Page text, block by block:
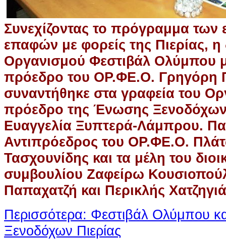
Συνεχίζοντας το πρόγραμμα των
επαφών με φορείς της Πιερίας, η
Οργανισμού Φεστιβάλ Ολύμπου
πρόεδρο του ΟΡ.ΦΕ.Ο. Γρηγόρη
συναντήθηκε στα γραφεία του
πρόεδρο της Ένωσης Ξενοδόχων
Ευαγγελία Ξυπτερά-Λάμπρου.
Αντιπρόεδρος του ΟΡ.ΦΕ.Ο.
Τασχουνίδης και τα μέλη του
συμβουλίου Ζαφείρω
Παπαχατζή και Περικλής
Περισσότερα: Φεστιβάλ Ολύμπου
Ξενοδόχων Πιερίας